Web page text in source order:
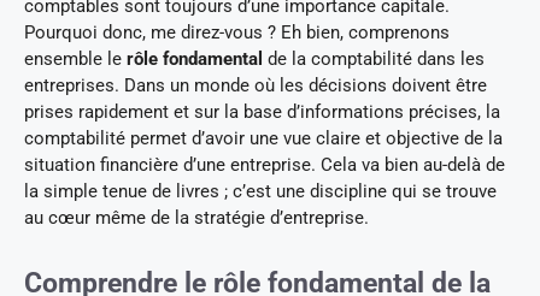
comptables sont toujours d’une importance capitale.
Pourquoi donc, me direz-vous ? Eh bien, comprenons
ensemble le rôle fondamental de la comptabilité dans les
entreprises. Dans un monde où les décisions doivent être
prises rapidement et sur la base d’informations précises, la
comptabilité permet d’avoir une vue claire et objective de la
situation financière d’une entreprise. Cela va bien au-delà de
la simple tenue de livres ; c’est une discipline qui se trouve
au cœur même de la stratégie d’entreprise.
Comprendre le rôle fondamental de la